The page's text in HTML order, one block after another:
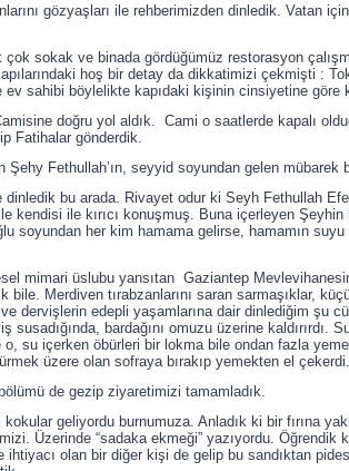
gözyaşları ile rehberimizden dinledik. Vatan
sokak ve binada gördüğümüz restorasyon
hoş bir detay da dikkatimizi çekmişti :
ev sahibi böylelikte kapıdaki kişinin cinsiyetine göre
doğru yol aldık. Cami o saatlerde kapalı
Fatihalar gönderdik.
Şehy Fethullah’ın, seyyid soyundan gelen mübarek
dinledik bu arada. Rivayet odur ki Seyh Fethullah
kendisi ile kırıcı konuşmuş. Buna içerleyen
soyundan her kim hamama gelirse, hamamın
mimari üslubu yansıtan Gaziantep
bile. Merdiven tırabzanlarını saran sarmaşıklar,
dervişlerin edepli yaşamlarına dair dinlediğim şu
susadığında, bardağını omuzu üzerine
su içerken öbürleri bir lokma bile ondan fazla
üzere olan sofraya bırakıp yemekten el
de gezip ziyaretimizi tamamladık.
geliyordu burnumuza. Anladık ki bir fırına
Üzerinde “sadaka ekmeği” yazıyordu.
ihtiyacı olan bir diğer kişi de gelip bu sandıktan